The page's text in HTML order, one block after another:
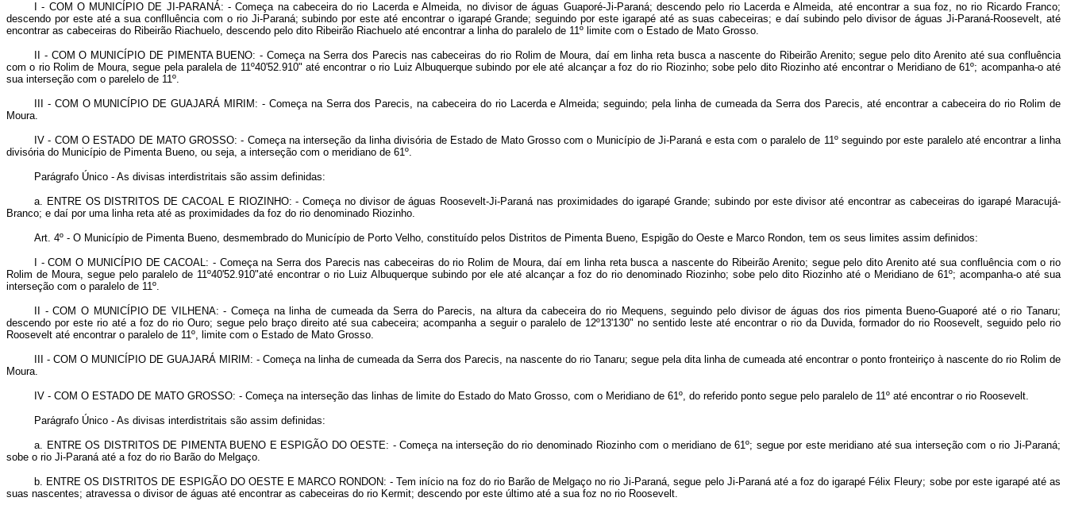
I - COM O MUNICÍPIO DE JI-PARANÁ: - Começa na cabeceira do rio Lacerda e Almeida, no divisor de águas Guaporé-Ji-Paraná; descendo pelo rio Lacerda e Almeida, até encontrar a sua foz, no rio Ricardo Franco;
descendo por este até a sua conflluência com o rio Ji-Paraná; subindo por este até encontrar o igarapé Grande; seguindo por este igarapé até as suas cabeceiras; e daí subindo pelo divisor de águas Ji-Paraná-Roosevelt, até
encontrar as cabeceiras do Ribeirão Riachuelo, descendo pelo dito Ribeirão Riachuelo até encontrar a linha do paralelo de 11º limite com o Estado de Mato Grosso.
II - COM O MUNICÍPIO DE PIMENTA BUENO: - Começa na Serra dos Parecis nas cabeceiras do rio Rolim de Moura, daí em linha reta busca a nascente do Ribeirão Arenito; segue pelo dito Arenito até sua confluência
com o rio Rolim de Moura, segue pela paralela de 11º40'52.910" até encontrar o rio Luiz Albuquerque subindo por ele até alcançar a foz do rio Riozinho; sobe pelo dito Riozinho até encontrar o Meridiano de 61º; acompanha-o até
sua interseção com o parelelo de 11º.
III - COM O MUNICÍPIO DE GUAJARÁ MIRIM : - Começa na Serra dos Parecis, na cabeceira do rio Lacerda e Almeida; seguindo; pela linha de cumeada da Serra dos Parecis, até encontrar a cabeceira do rio Rolim de
Moura.
IV - COM O ESTADO DE MATO GROSSO: - Começa na interseção da linha divisória de Estado de Mato Grosso com o Município de Ji-Paraná e esta com o paralelo de 11º seguindo por este paralelo até encontrar a linha
divisória do Município de Pimenta Bueno, ou seja, a interseção com o meridiano de 61º.
Parágrafo Único - As divisas interdistritais são assim definidas:
a. ENTRE OS DISTRITOS DE CACOAL E RIOZINHO: - Começa no divisor de águas Roosevelt-Ji-Paraná nas proximidades do igarapé Grande; subindo por este divisor até encontrar as cabeceiras do igarapé Maracujá-
Branco; e daí por uma linha reta até as proximidades da foz do rio denominado Riozinho.
Art. 4º - O Município de Pimenta Bueno, desmembrado do Município de Porto Velho, constituído pelos Distritos de Pimenta Bueno, Espigão do Oeste e Marco Rondon, tem os seus limites assim definidos:
I -COM O MUNICÍPIO DE CACOAL: - Começa na Serra dos Parecis nas cabeceiras do rio Rolim de Moura, daí em linha reta busca a nascente do Ribeirão Arenito; segue pelo dito Arenito até sua confluência com o rio
Rolim de Moura, segue pelo paralelo de 11º40'52.910"até encontrar o rio Luiz Albuquerque subindo por ele até alcançar a foz do rio denominado Riozinho; sobe pelo dito Riozinho até o Meridiano de 61º; acompanha-o até sua
interseção com o paralelo de 11º.
II -COM O MUNICÍPIO DE VILHENA: - Começa na linha de cumeada da Serra do Parecis, na altura da cabeceira do rio Mequens, seguindo pelo divisor de águas dos rios pimenta Bueno-Guaporé até o rio Tanaru;
descendo por este rio até a foz do rio Ouro; segue pelo braço direito até sua cabeceira; acompanha a seguir o paralelo de 12º13'130" no sentido leste até encontrar o rio da Duvida, formador do rio Roosevelt, seguido pelo rio
Roosevelt até encontrar o paralelo de 11º, limite com o Estado de Mato Grosso.
III - COM O MUNICÍPIO DE GUAJARÁ MIRIM : - Começa na linha de cumeada da Serra dos Parecis, na nascente do rio Tanaru; segue pela dita linha de cumeada até encontrar o ponto fronteiriço à nascente do rio Rolim de
Moura.
IV - COM O ESTADO DE MATO GROSSO: - Começa na interseção das linhas de limite do Estado do Mato Grosso, com o Meridiano de 61º, do referido ponto segue pelo paralelo de 11º até encontrar o rio Roosevelt.
Parágrafo Único - As divisas interdistritais são assim definidas:
a. ENTRE OS DISTRITOS DE PIMENTA BUENO E ESPIGÃO DO OESTE: - Começa na interseção do rio denominado Riozinho com o meridiano de 61º; segue por este meridiano até sua interseção com o rio Ji-Paraná;
sobe o rio Ji-Paraná até a foz do rio Barão do Melgaço.
b. ENTRE OS DISTRITOS DE ESPIGÃO DO OESTE E MARCO RONDON: - Tem início na foz do rio Barão de Melgaço no rio Ji-Paraná, segue pelo Ji-Paraná até a foz do igarapé Félix Fleury; sobe por este igarapé até as
suas nascentes; atravessa o divisor de águas até encontrar as cabeceiras do rio Kermit; descendo por este último até a sua foz no rio Roosevelt.